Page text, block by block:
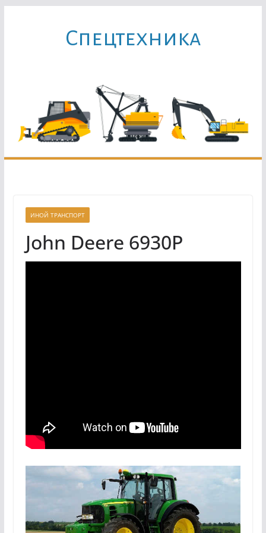
содержимомуCпецтехника
ИНОЙ ТРАНСПОРТ
John Deere 6930P